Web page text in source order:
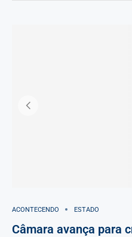
ACONTECENDO ESTADO
Câmara avança para